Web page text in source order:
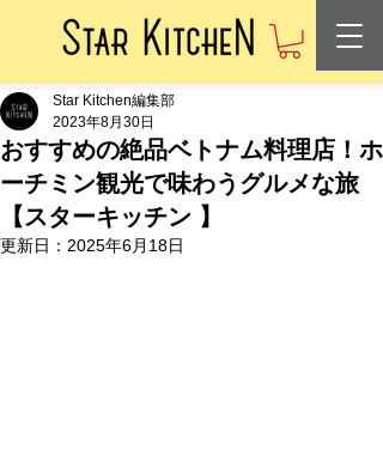
おすすめの絶品ベトナム料理店！ホ
ーチミン観光で味わうグルメな旅
【スターキッチン 】
Star Kitchen編集部
2023年8月30日
更新日： 2025年6月18日